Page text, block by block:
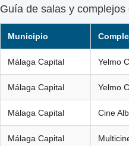
Guía de salas y
Municipio
Málaga Capital Yelmo
Málaga Capital Yelmo
Málaga Capital Cine
Málaga Capital